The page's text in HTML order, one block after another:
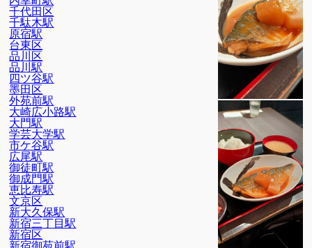
千代田区
千駄木駅
原宿駅
台東区
品川区
品川駅
四ツ谷駅
墨田区
外苑前駅
大崎広小路駅
大門駅
学芸大学駅
市ケ谷駅
広尾駅
御徒町駅
御成門駅
恵比寿駅
文京区
新大久保駅
新宿三丁目駅
新宿区